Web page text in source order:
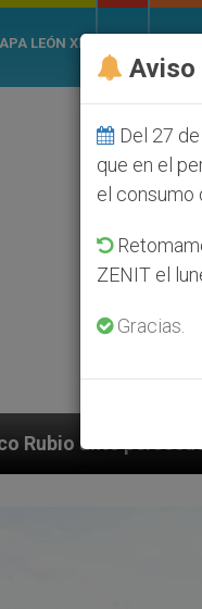
LEÓN XIV
colonos judíos
Del 27
que en el
el consumo
ZENIT el
Gracias.